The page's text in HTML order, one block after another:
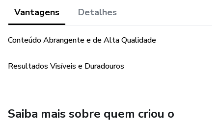
Vantagens Detalhes
Conteúdo Abrangente e de Alta Qualidade
Resultados Visíveis e Duradouros
Saiba mais sobre quem criou o